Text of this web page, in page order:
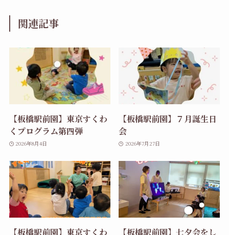
関連記事
【板橋駅前園】東京すくわ
くプログラム第四弾
2026年8月4日
【板橋駅前園】７月誕生日
会
2026年7月27日
【板橋駅前園】東京すくわ
【板橋駅前園】七夕会をし